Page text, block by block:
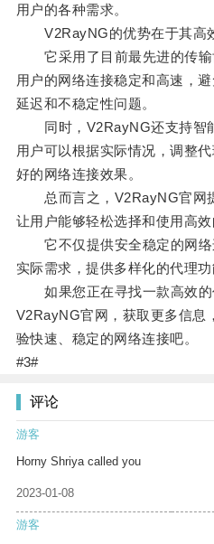
用户的各种需求。
V2RayNG的优势在于其高
它采用了目前最先进的传输
用户的网络连接稳定和高速，
延迟和不稳定性问题。
同时，V2RayNG还支持智能
用户可以根据实际情况，调整
好的网络连接效果。
总而言之，V2RayNG官网提
让用户能够轻松选择和使用高效
它不仅提供安全稳定的网络
实际需求，提供多样化的代理功
如果您正在寻找一款高效的
V2RayNG官网，获取更多信息
验快速、稳定的网络连接吧。
#3#
评论
游客
Horny Shriya called you
2023-01-08
游客